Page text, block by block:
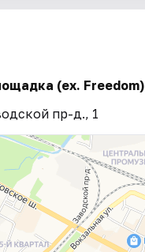
(ex. Freedom)
пр-д., 1